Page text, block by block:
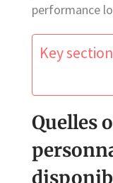
performance
Key
Quelles